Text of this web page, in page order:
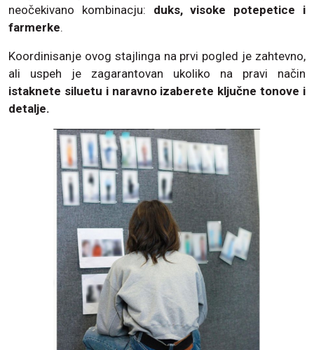
neočekivano kombinacju: duks, visoke potepetice i
farmerke.
Koordinisanje ovog stajlinga na prvi pogled je zahtevno,
ali uspeh je zagarantovan ukoliko na pravi način
istaknete siluetu i naravno izaberete ključne tonove i
detalje.